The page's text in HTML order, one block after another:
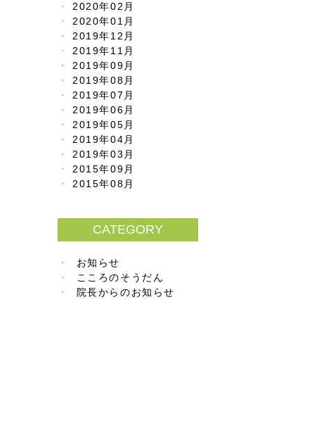
2020年02月
2020年01月
2019年12月
2019年11月
2019年09月
2019年08月
2019年07月
2019年06月
2019年05月
2019年04月
2019年03月
2015年09月
2015年08月
CATEGORY
お知らせ
こころのそうだん
院長からのお知らせ